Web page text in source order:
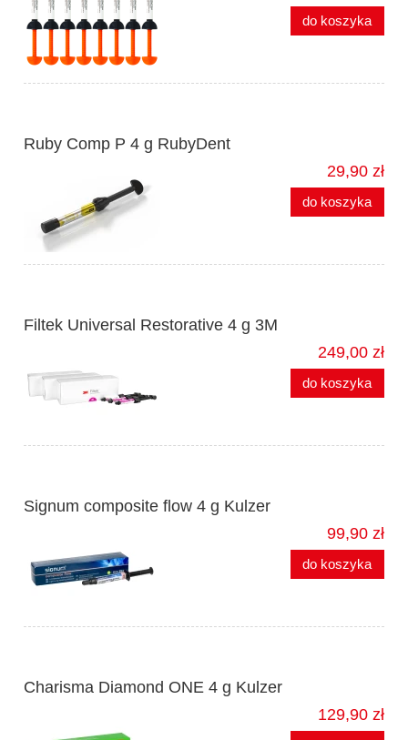
do koszyka
Ruby Comp P 4 g RubyDent
29,90 zł
do koszyka
Filtek Universal Restorative 4 g 3M
249,00 zł
do koszyka
Signum composite flow 4 g Kulzer
99,90 zł
do koszyka
Charisma Diamond ONE 4 g Kulzer
129,90 zł